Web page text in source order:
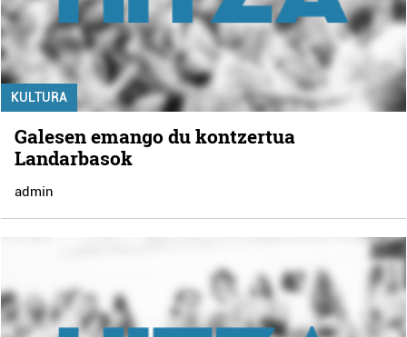
KULTURA
Galesen emango du kontzertua
Landarbasok
admin